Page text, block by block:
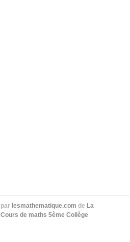
par lesmathematique.com de La
Cours de maths 5ème Collège